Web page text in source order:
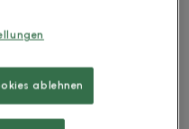
Ihnen besuchten
sowie die
Webseite).
ablehnen